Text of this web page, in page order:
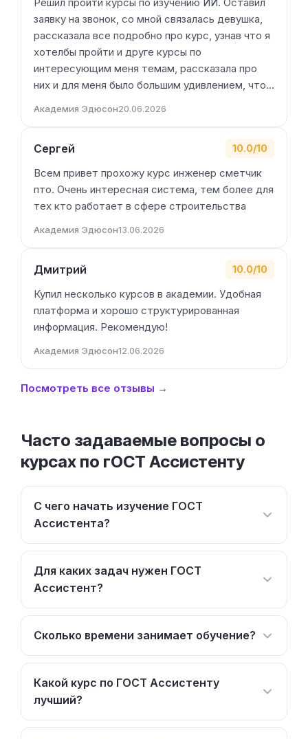
заявку на звонок, со мной связалась девушка,
рассказала все подробно про курс, узнав что я
хотелбы пройти и друге курсы по
интересующим меня темам, рассказала про
них и для меня было большим удивлением, что…
Академия Эдюсон20.06.2026
Сергей 10.0/10
Всем привет прохожу курс инженер сметчик
пто. Очень интересная система, тем более для
тех кто работает в сфере строительства
Академия Эдюсон13.06.2026
Дмитрий 10.0/10
Купил несколько курсов в академии. Удобная
платформа и хорошо структурированная
информация. Рекомендую!
Академия Эдюсон12.06.2026
Посмотреть все отзывы →
Часто задаваемые вопросы о
курсах по гОСТ Ассистенту
С чего начать изучение ГОСТ
Ассистента?
Для каких задач нужен ГОСТ
Ассистент?
Сколько времени занимает обучение?
Какой курс по ГОСТ Ассистенту
лучший?